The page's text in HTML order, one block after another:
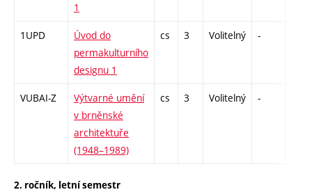
1
1UPD
Úvod do
permakulturního
designu 1
cs 3 Volitelný -
VUBAI-Z
Výtvarné umění
v brněnské
architektuře
(1948–1989)
cs 3 Volitelný -
2. ročník, letní semestr